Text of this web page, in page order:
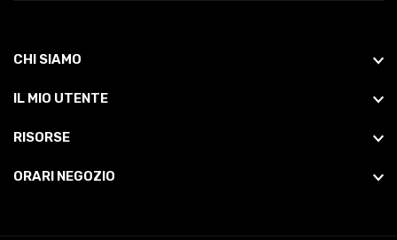
CHI SIAMO
IL MIO UTENTE
RISORSE
ORARI NEGOZIO